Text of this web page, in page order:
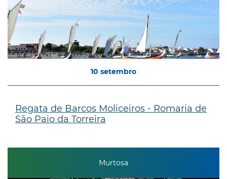
10 setembro
Regata de Barcos Moliceiros - Romaria de
São Paio da Torreira
Murtosa